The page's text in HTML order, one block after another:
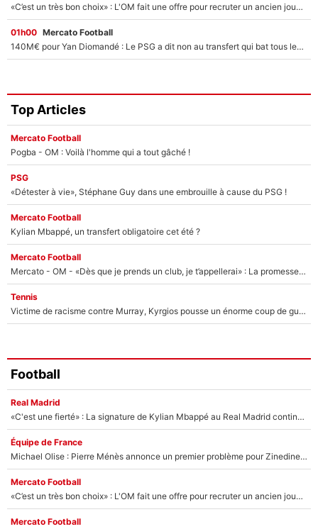
«C’est un très bon choix» : L'OM fait une offre pour recruter un ancien joueur du PSG... et c'est validé dans l'After Foot !
01h00 Mercato Football
140M€ pour Yan Diomandé : Le PSG a dit non au transfert qui bat tous les records sur le mercato
Top Articles
Mercato Football
Pogba - OM : Voilà l'homme qui a tout gâché !
PSG
«Détester à vie», Stéphane Guy dans une embrouille à cause du PSG !
Mercato Football
Kylian Mbappé, un transfert obligatoire cet été ?
Mercato Football
Mercato - OM - «Dès que je prends un club, je t’appellerai» : La promesse de Marcelino au moment de claquer la porte
Tennis
Victime de racisme contre Murray, Kyrgios pousse un énorme coup de gueule !
Football
Real Madrid
«C'est une fierté» : La signature de Kylian Mbappé au Real Madrid continue de régaler l'Espagne
Équipe de France
Michael Olise : Pierre Ménès annonce un premier problème pour Zinedine Zidane en équipe de France
Mercato Football
«C’est un très bon choix» : L'OM fait une offre pour recruter un ancien joueur du PSG... et c'est validé dans l'After Foot !
Mercato Football